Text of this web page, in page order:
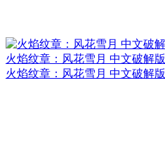
火焰纹章：风花雪月 中文破解版
火焰纹章：风花雪月 中文破解版